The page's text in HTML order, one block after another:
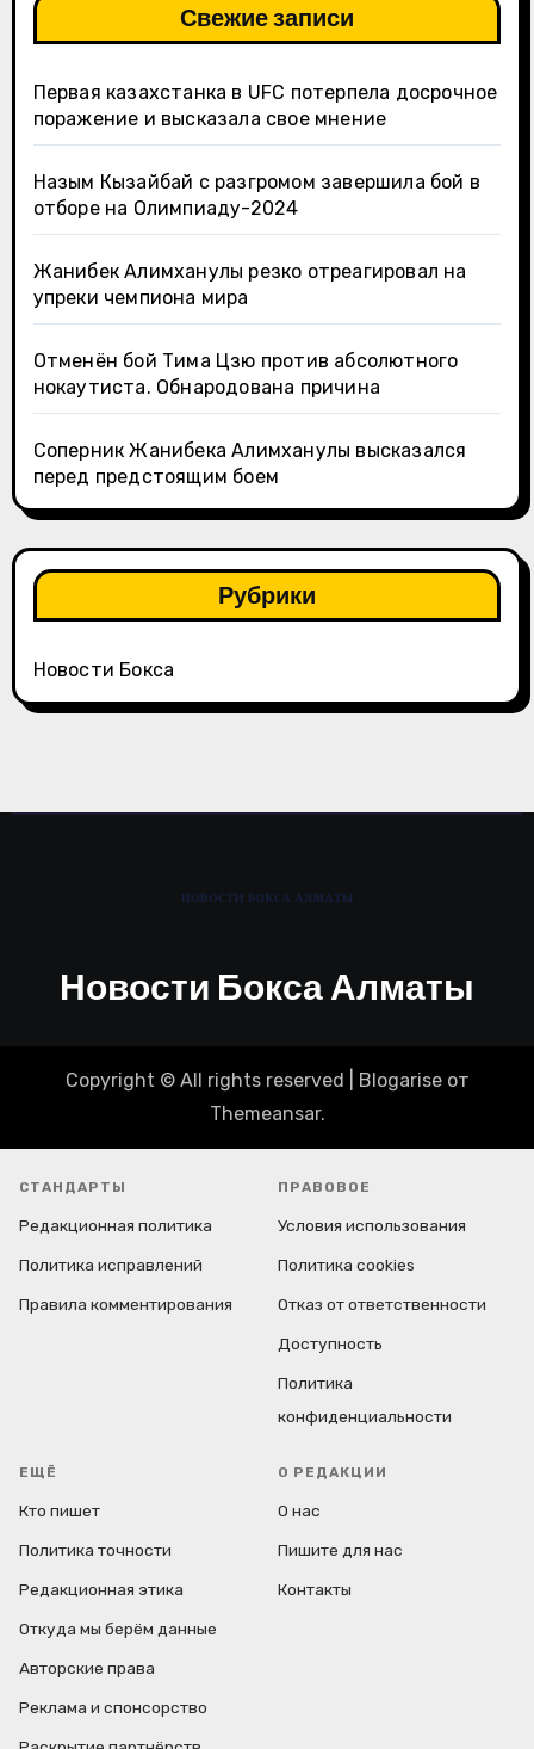
Свежие записи
Первая казахстанка в UFC потерпела досрочное
поражение и высказала свое мнение
Назым Кызайбай с разгромом завершила бой в
отборе на Олимпиаду-2024
Жанибек Алимханулы резко отреагировал на
упреки чемпиона мира
Отменён бой Тима Цзю против абсолютного
нокаутиста. Обнародована причина
Соперник Жанибека Алимханулы высказался
перед предстоящим боем
Рубрики
Новости Бокса
Новости Бокса Алматы
Copyright © All rights reserved Blogariseот
Themeansar.
СТАНДАРТЫ
Редакционная политика
Политика исправлений
Правила комментирования
ПРАВОВОЕ
Условия использования
Политика cookies
Отказ от ответственности
Доступность
Политика
конфиденциальности
ЕЩЁ
Кто пишет
Политика точности
Редакционная этика
Откуда мы берём данные
Авторские права
Реклама и спонсорство
О РЕДАКЦИИ
О нас
Пишите для нас
Контакты